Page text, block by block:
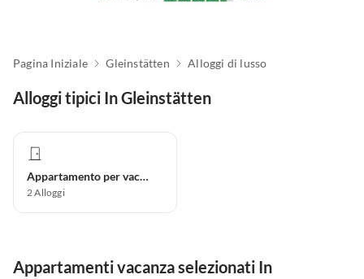
Pagina Iniziale Gleinstätten Alloggi di lusso
Alloggi tipici In Gleinstätten
Appartamento per vacanze
2Alloggi
Appartamenti vacanza selezionati In